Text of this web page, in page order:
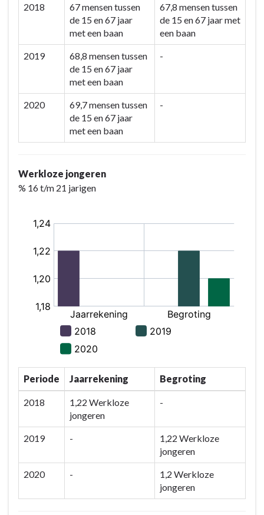
2018
67 mensen tussen
de 15 en 67 jaar
met een baan
67,8 mensen tussen
de 15 en 67 jaar met
een baan
2019
68,8 mensen tussen
de 15 en 67 jaar
met een baan
-
2020
69,7 mensen tussen
de 15 en 67 jaar
met een baan
-
Werkloze jongeren
% 16 t/m 21 jarigen
Periode Jaarrekening Begroting
2018
1,22 Werkloze
jongeren
-
2019 -
1,22 Werkloze
jongeren
2020 -
1,2 Werkloze
jongeren